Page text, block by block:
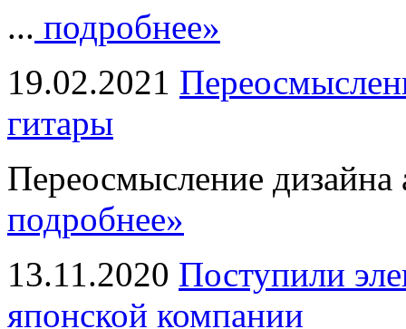
... подробнее»
19.02.2021
гитары
Переосмысление дизайна
подробнее»
13.11.2020 Поступили
японской компании